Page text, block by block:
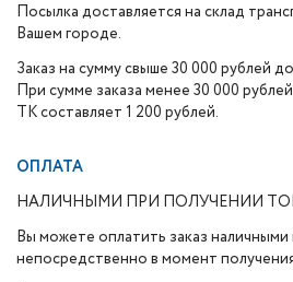
Посылка доставляется на склад
Вашем городе.
Заказ на сумму свыше 30 000 рублей
При сумме заказа менее 30 000
ТК составляет 1 200 рублей.
ОПЛАТА
НАЛИЧНЫМИ ПРИ ПОЛУЧЕНИИ
Вы можете оплатить заказ наличными
непосредственно в момент